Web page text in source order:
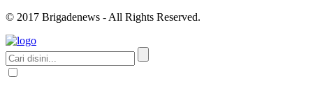
© 2017 Brigadenews - All Rights Reserved.